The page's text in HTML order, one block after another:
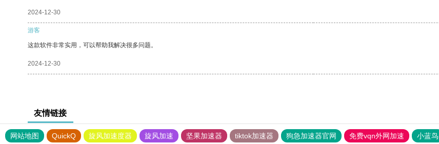
2024-12-30
游客
这款软件非常实用，可以帮助我解决很多问题。
2024-12-30
友情链接
网站地图 QuickQ 旋风加速度器 旋风加速 坚果加速器 tiktok加速器 狗急加速器官网 免费vqn外网加速 小蓝鸟